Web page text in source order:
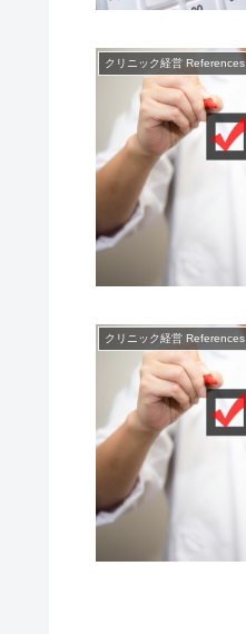
クリニック経営 References
クリニック経営 References